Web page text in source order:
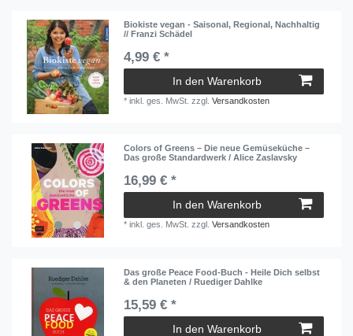
Biokiste vegan - Saisonal, Regional, Nachhaltig
// Franzi Schädel
4,99 € *
In den Warenkorb
*inkl. ges. MwSt. zzgl.Versandkosten
Colors of Greens – Die neue Gemüseküche –
Das große Standardwerk / Alice Zaslavsky
16,99 € *
In den Warenkorb
*inkl. ges. MwSt. zzgl.Versandkosten
Das große Peace Food-Buch - Heile Dich selbst
& den Planeten / Ruediger Dahlke
15,59 € *
In den Warenkorb